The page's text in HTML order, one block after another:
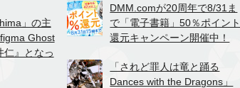
」の主
Ghost
仁』となっ
DMM.comが20周年で8/31ま
で「電子書籍」50％ポイント
還元キャンペーン開催中！
「されど罪人は竜と踊る
Dances with the Dragons」